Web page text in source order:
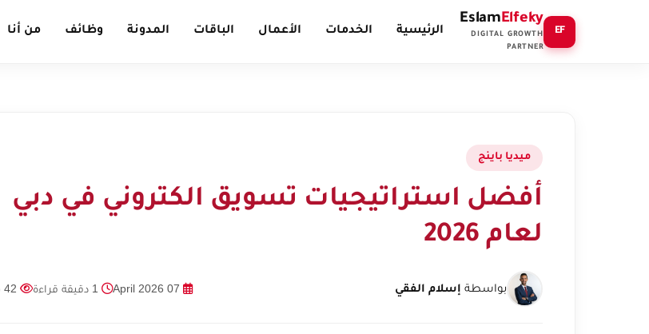
EF
EslamElfeky
DIGITAL GROWTH
PARTNER
الرئيسية الخدمات الأعمال الباقات المدونة وظائف من أنا
ميديا باينج
أفضل استراتيجيات تسويق الكتروني في دبي
لعام 2026
بواسطة إسلام الفقي